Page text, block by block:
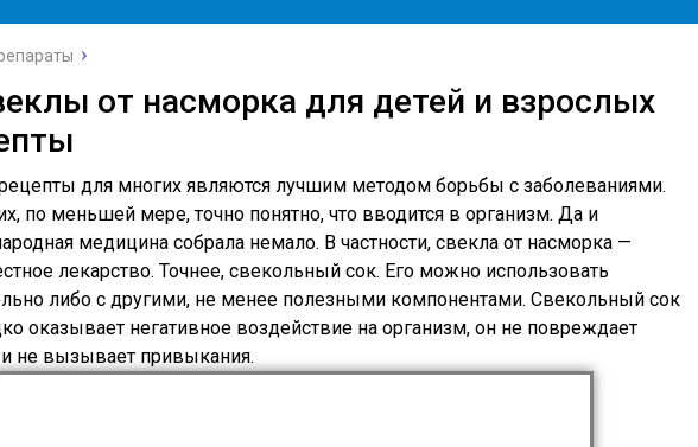
от насморка для детей и взрослых
для многих являются лучшим методом борьбы с заболеваниями.
по меньшей мере, точно понятно, что вводится в организм. Да и
медицина собрала немало. В частности, свекла от насморка —
лекарство. Точнее, свекольный сок. Его можно использовать
либо с другими, не менее полезными компонентами. Свекольный сок
оказывает негативное воздействие на организм, он не повреждает
не вызывает привыкания.